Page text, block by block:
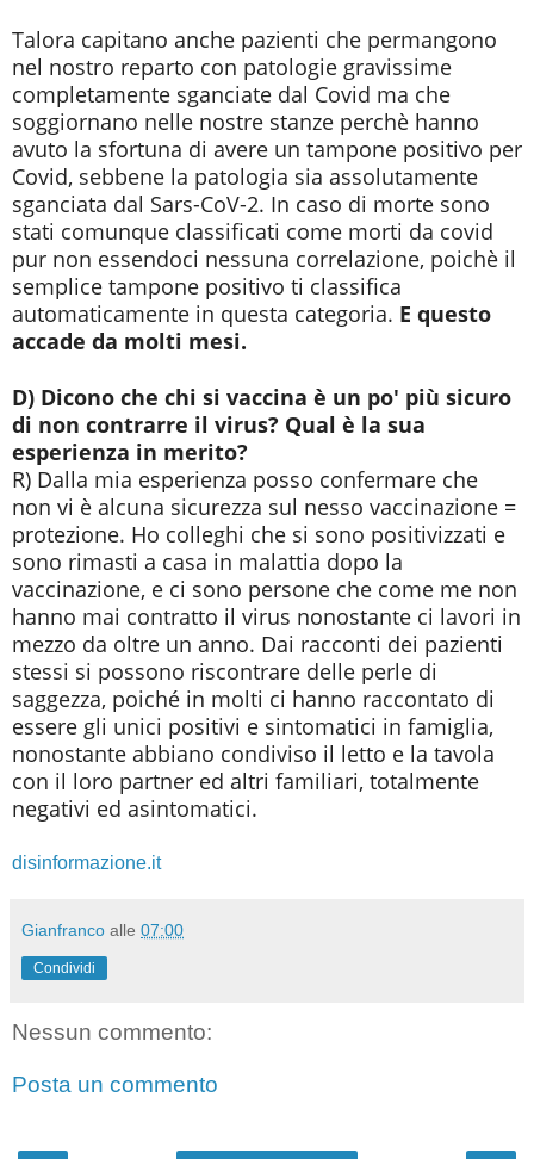
Talora capitano anche pazienti che permangono
nel nostro reparto con patologie gravissime
completamente sganciate dal Covid ma che
soggiornano nelle nostre stanze perchè hanno
avuto la sfortuna di avere un tampone positivo per
Covid, sebbene la patologia sia assolutamente
sganciata dal Sars-CoV-2. In caso di morte sono
stati comunque classificati come morti da covid
pur non essendoci nessuna correlazione, poichè il
semplice tampone positivo ti classifica
automaticamente in questa categoria. E questo
accade da molti mesi.
D) Dicono che chi si vaccina è un po' più sicuro
di non contrarre il virus? Qual è la sua
esperienza in merito?
R) Dalla mia esperienza posso confermare che
non vi è alcuna sicurezza sul nesso vaccinazione =
protezione. Ho colleghi che si sono positivizzati e
sono rimasti a casa in malattia dopo la
vaccinazione, e ci sono persone che come me non
hanno mai contratto il virus nonostante ci lavori in
mezzo da oltre un anno. Dai racconti dei pazienti
stessi si possono riscontrare delle perle di
saggezza, poiché in molti ci hanno raccontato di
essere gli unici positivi e sintomatici in famiglia,
nonostante abbiano condiviso il letto e la tavola
con il loro partner ed altri familiari, totalmente
negativi ed asintomatici.
disinformazione.it
Gianfranco alle 07:00
Condividi
Nessun commento:
Posta un commento